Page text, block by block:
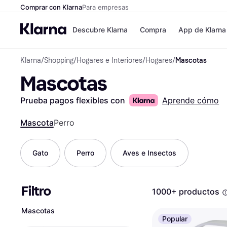
Comprar con KlarnaPara empresas
Descubre Klarna
Formas de pago
Paga en 3 plazos
Paga en 30 días
Compra
Tiendas
Zalando Prive
Zara
Directorio de
App de Klarna
Klarna/Shopping/Hogares e Interiores/Hogares/Mascotas
Mascotas
Prueba pagos flexibles con Aprende cómo
MascotaPerro
Gato Perro Aves e Insectos
Filtro
Mascotas
1000+ productos
Popular